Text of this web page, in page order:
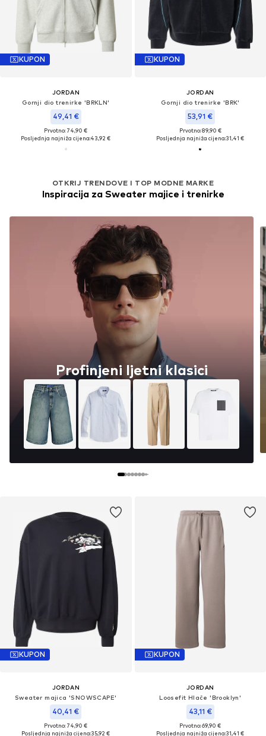
KUPON
JORDAN
Gornji dio trenirke 'BRKLN'
49,41 €
Prvotno: 74,90 €
Posljednja najniža cijena:43,92 €
OTKRIJ TRENDOVE I TOP MODNE MARKE
Inspiracija za Sweater majice i trenirke
Hlače Promocija
KUPON
JORDAN
Gornji dio trenirke 'BRK'
53,91 €
Prvotno: 89,90 €
Posljednja najniža cijena:31,41 €
KUPON
JORDAN
Sweater majica 'SNOWSCAPE'
40,41 €
Prvotno: 74,90 €
Posljednja najniža cijena:35,92 €
KUPON
JORDAN
Loosefit Hlače 'Brooklyn'
43,11 €
Prvotno: 69,90 €
Posljednja najniža cijena:31,41 €